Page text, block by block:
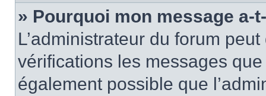
» Pourquoi mon message a-
L’administrateur du forum
vérifications les messages
également possible que